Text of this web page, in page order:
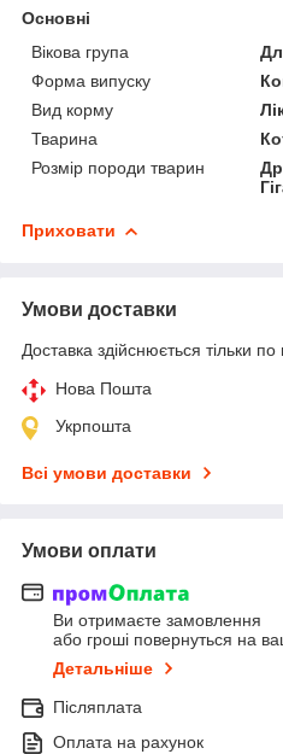
Основні
Вікова група
Форма випуску
Вид корму
Тварина
Розмір породи тварин
Приховати
Умови доставки
Доставка здійснюється тільки по
Нова Пошта
Укрпошта
Всі умови доставки
Умови оплати
Ви отримаєте замовлення
або гроші повернуться на
Детальніше
Післяплата
Оплата на рахунок